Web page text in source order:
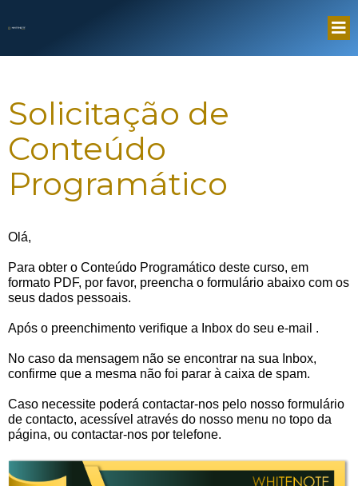
Solicitação de
Conteúdo
Programático
Olá,
Para obter o Conteúdo Programático deste curso, em
formato PDF, por favor, preencha o formulário abaixo com os
seus dados pessoais.
Após o preenchimento verifique a Inbox do seu e-mail .
No caso da mensagem não se encontrar na sua Inbox,
confirme que a mesma não foi parar à caixa de spam.
Caso necessite poderá contactar-nos pelo nosso formulário
de contacto, acessível através do nosso menu no topo da
página, ou contactar-nos por telefone.